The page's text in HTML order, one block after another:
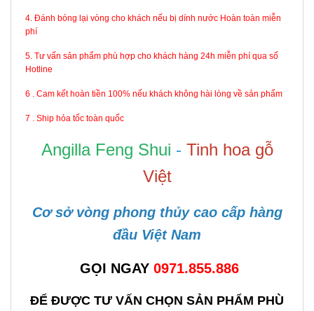
4. Đánh bóng lại vòng cho khách nếu bị dính nước Hoàn toàn miễn
phí
5. Tư vấn sản phẩm phù hợp cho khách hàng 24h miễn phí qua số
Hotline
6 . Cam kết hoàn tiền 100% nếu khách không hài lòng về sản phẩm
7 . Ship hỏa tốc toàn quốc
Angilla Feng Shui - Tinh hoa gỗ
Việt
Cơ sở vòng phong thủy cao cấp hàng
đầu Việt Nam
GỌI NGAY 0971.855.886
ĐỂ ĐƯỢC TƯ VẤN CHỌN SẢN PHẨM PHÙ